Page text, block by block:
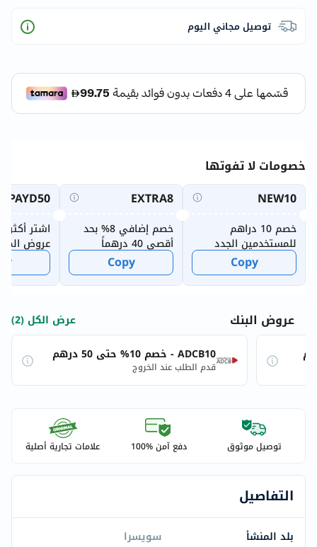
توصيل مجاني اليوم
خصومات لا تفوتها
NEW10
خصم 10 دراهم
للمستخدمين الجدد
Copy
EXTRA8
خصم إضافي 8% بحد
أقصى 40 درهماً
Copy
PAYD50
اشتر أكثر
عروض
الأسبوعية
عروض البنك
عرض الكل (2)
ADCB10 - خصم 10% حتى 50 درهم
قدم الطلب عند الخروج
توصيل موثوق دفع آمن %100 علامات تجارية أصلية
التفاصيل
بلد المنشأ سويسرا